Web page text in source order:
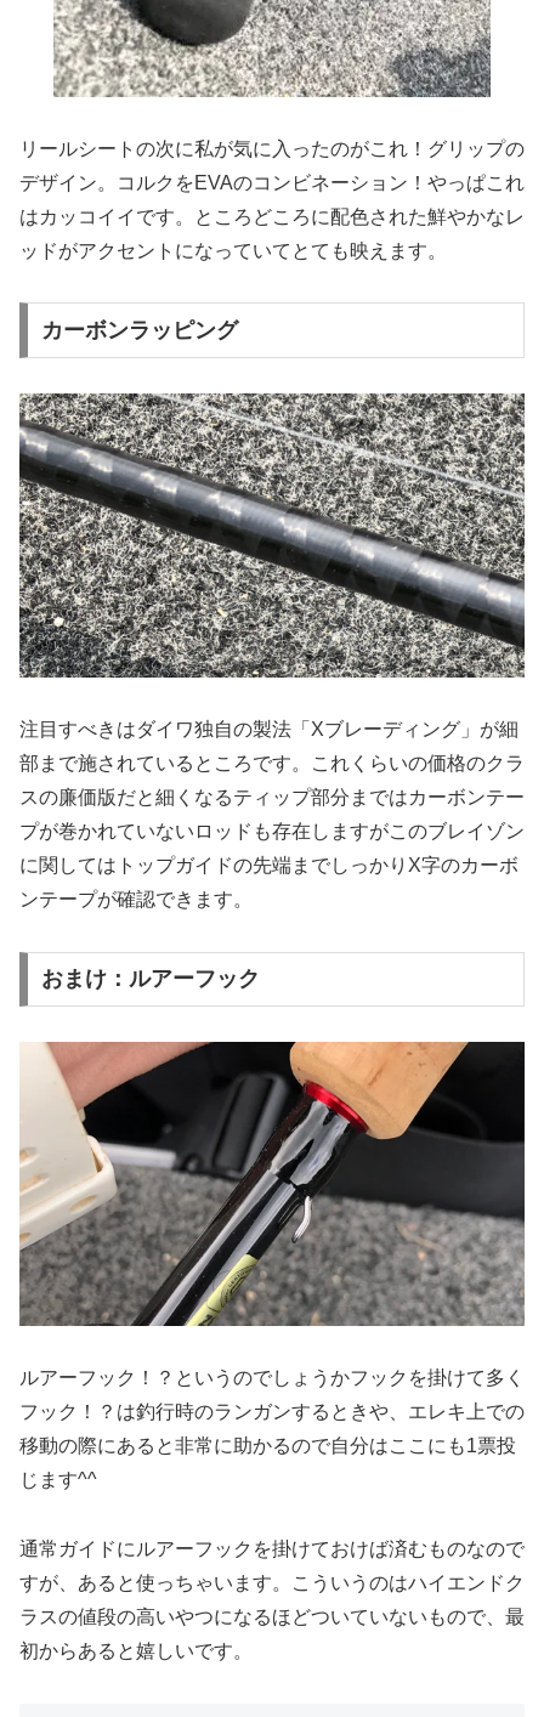
リールシートの次に私が気に入ったのがこれ！グリップの
デザイン。コルクをEVAのコンビネーション！やっぱこれ
はカッコイイです。ところどころに配色された鮮やかなレ
ッドがアクセントになっていてとても映えます。
カーボンラッピング
注目すべきはダイワ独自の製法「Xブレーディング」が細
部まで施されているところです。これくらいの価格のクラ
スの廉価版だと細くなるティップ部分まではカーボンテー
プが巻かれていないロッドも存在しますがこのブレイゾン
に関してはトップガイドの先端までしっかりX字のカーボ
ンテープが確認できます。
おまけ：ルアーフック
ルアーフック！？というのでしょうかフックを掛けて多く
フック！？は釣行時のランガンするときや、エレキ上での
移動の際にあると非常に助かるので自分はここにも1票投
じます^^
通常ガイドにルアーフックを掛けておけば済むものなので
すが、あると使っちゃいます。こういうのはハイエンドク
ラスの値段の高いやつになるほどついていないもので、最
初からあると嬉しいです。